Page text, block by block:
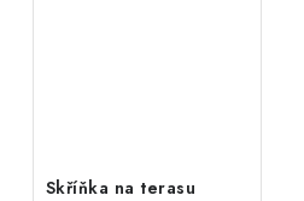
Skříňka na terasu